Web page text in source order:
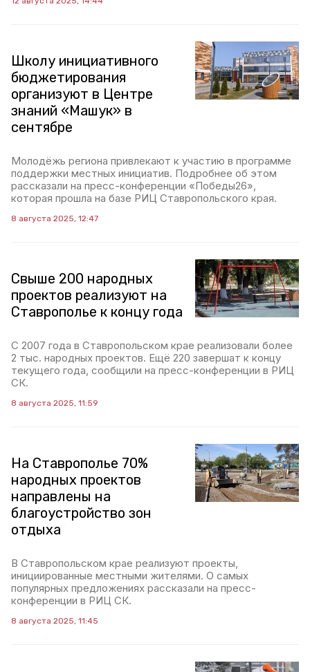
Школу инициативного
бюджетирования
организуют в Центре
знаний «Машук» в
сентябре
Молодёжь региона привлекают к участию в программе
поддержки местных инициатив. Подробнее об этом
рассказали на пресс-конференции «Победы26»,
которая прошла на базе РИЦ Ставропольского края.
8 августа 2025, 12:47
Свыше 200 народных
проектов реализуют на
Ставрополье к концу года
С 2007 года в Ставропольском крае реализовали более
2 тыс. народных проектов. Ещё 220 завершат к концу
текущего года, сообщили на пресс-конференции в РИЦ
СК.
8 августа 2025, 11:59
На Ставрополье 70%
народных проектов
направлены на
благоустройство зон
отдыха
В Ставропольском крае реализуют проекты,
инициированные местными жителями. О самых
популярных предложениях рассказали на пресс-
конференции в РИЦ СК.
8 августа 2025, 11:45